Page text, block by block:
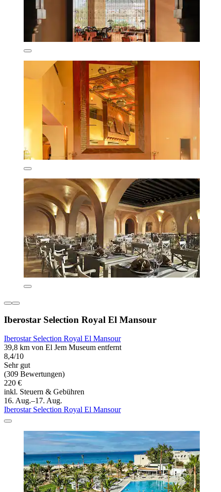
Iberostar Selection Royal El Mansour
Iberostar Selection Royal El Mansour
39,8 km von El Jem Museum entfernt
8,4/10
Sehr gut
(309 Bewertungen)
220 €
inkl. Steuern & Gebühren
16. Aug.–17. Aug.
Iberostar Selection Royal El Mansour